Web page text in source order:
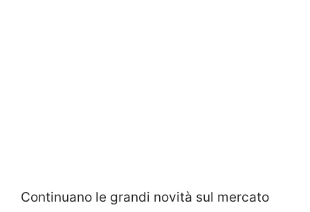
Continuano le grandi novità sul mercato